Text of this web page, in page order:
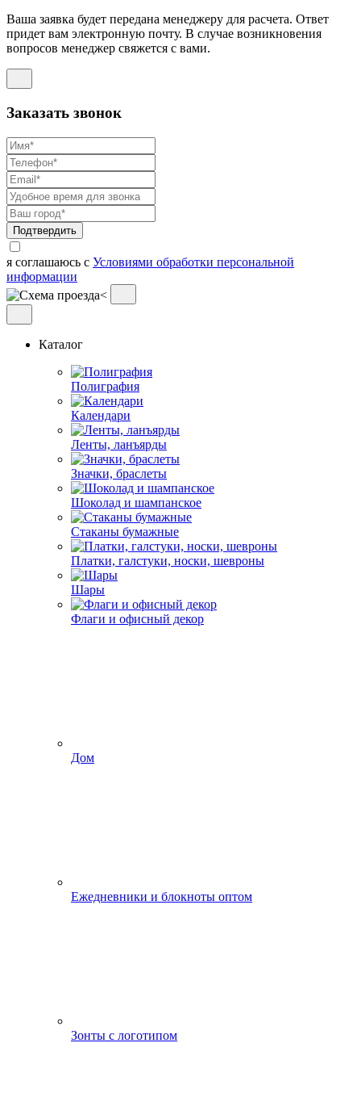
Ваша заявка будет передана менеджеру для расчета. Ответ
придет вам электронную почту. В случае возникновения
вопросов менеджер свяжется с вами.
Заказать звонок
Подтвердить
я соглашаюсь с Условиями обработки персональной
информации
Каталог
Полиграфия
Календари
Ленты, ланъярды
Значки, браслеты
Шоколад и шампанское
Стаканы бумажные
Платки, галстуки, носки, шевроны
Шары
Флаги и офисный декор
Дом
Ежедневники и блокноты оптом
Зонты с логотипом